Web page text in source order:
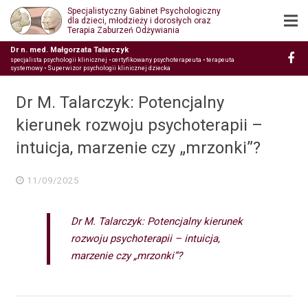
Specjalistyczny Gabinet Psychologiczny
dla dzieci, młodzieży i dorosłych oraz
Terapia Zaburzeń Odżywiania
Dr n. med. Małgorzata Talarczyk
specjalista psychologii klinicznej • certyfikowany psychoterapeuta • terapeuta
systemowy • Superwizor psychologii klinicznej dziecka
Dr M. Talarczyk: Potencjalny
kierunek rozwoju psychoterapii –
intuicja, marzenie czy „mrzonki”?
11/09/2025
Dr M. Talarczyk: Potencjalny kierunek
rozwoju psychoterapii – intuicja,
marzenie czy „mrzonki”?